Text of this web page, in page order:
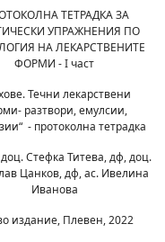
ТЕТРАДКА ЗА
УПРАЖНЕНИЯ ПО
НА ЛЕКАРСТВЕНИТЕ
ФОРМИ - I част
Течни лекарствени
разтвори, емулсии,
- протоколна тетрадка
Стефка Титева, дф, доц.
Цанков, дф, ас. Ивелина
Иванова
издание, Плевен, 2022